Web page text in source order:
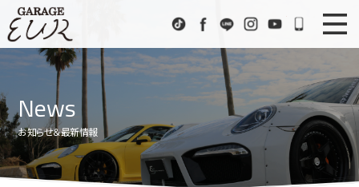
TikTokFacebook
LINE InstagramYoutube072-
ニュース
Stock List
在庫車情報
EUR Sports
EURスポーツ
News
お知らせ＆最新情報